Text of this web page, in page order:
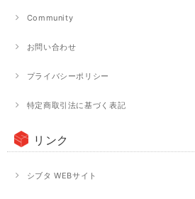
Community
お問い合わせ
プライバシーポリシー
特定商取引法に基づく表記
リンク
シブタ WEBサイト